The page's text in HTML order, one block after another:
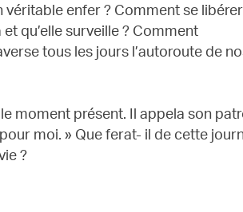
enfer ? Comment se libérer
qu’elle surveille ? Comment
tous les jours l’autoroute de
moment présent. Il appela son
moi. » Que ferat- il de cette
?